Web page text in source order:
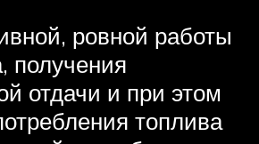
ровной работы
получения
отдачи и при этом
топлива